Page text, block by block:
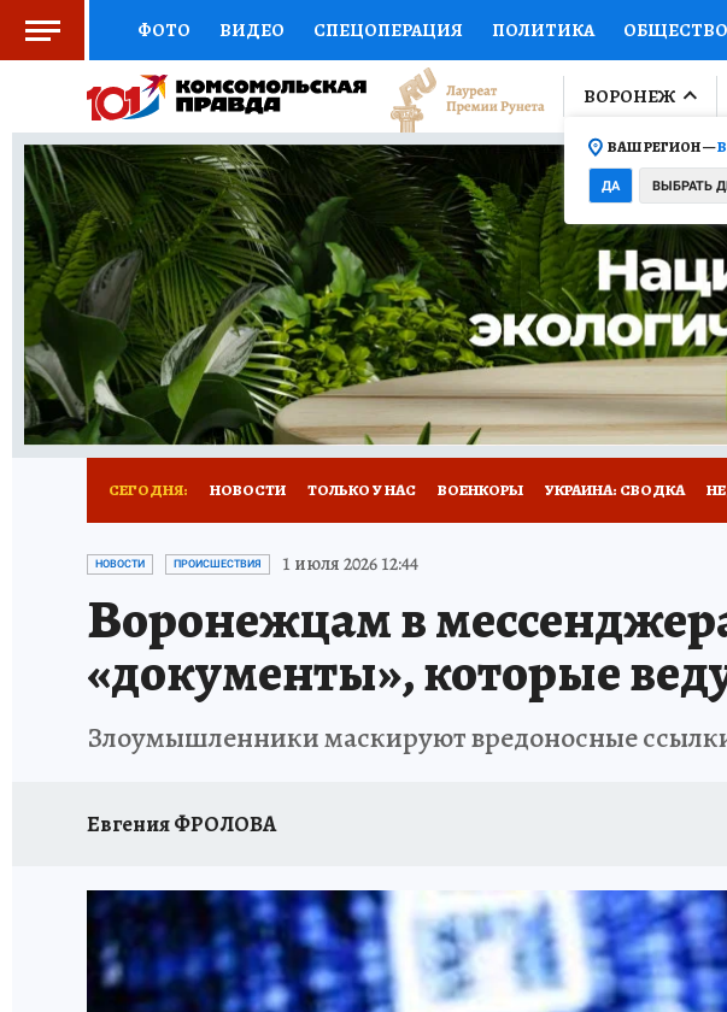
ФОТО ВИДЕО СПЕЦОПЕРАЦИЯ ПОЛИТИКА ОБЩЕСТВО
СОЦПОДДЕРЖКА НАУКА СПОРТ КОЛУМНИСТЫ
ВЫБОР ЭКСПЕРТОВ ДОКТОР ФИНАНСЫ ОТКРЫВАЕМ
КНИЖНАЯ ПОЛКА ПРОГНОЗЫ НА СПОРТ ПРОМОКОДЫ
ПРЕСС-ЦЕНТР НЕДВИЖИМОСТЬ ТЕЛЕВИЗОР
РАДИО КП РЕКЛАМА ТЕСТЫ НОВОЕ НА САЙТЕ
ВОРОНЕЖ
ВАШ РЕГИОН —
ДА ВЫБРАТЬ
СЕГОДНЯ: НОВОСТИ ТОЛЬКО У НАС ВОЕНКОРЫ УКРАИНА: СВОДКА
ПРОИСШЕСТВИЯ АФИША
НОВОСТИ ПРОИСШЕСТВИЯ 1 июля 2026 12:44
Воронежцам в
«документы», которые
Злоумышленники маскируют вредоносные
Евгения ФРОЛОВА